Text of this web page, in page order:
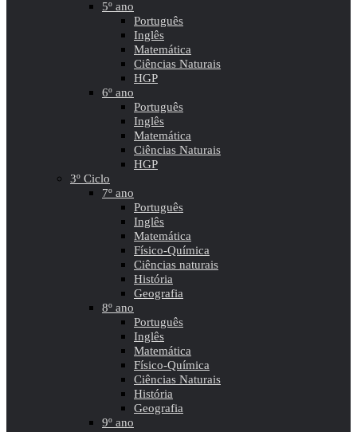
5º ano
Português
Inglês
Matemática
Ciências Naturais
HGP
6º ano
Português
Inglês
Matemática
Ciências Naturais
HGP
3º Ciclo
7º ano
Português
Inglês
Matemática
Físico-Química
Ciências naturais
História
Geografia
8º ano
Português
Inglês
Matemática
Físico-Química
Ciências Naturais
História
Geografia
9º ano